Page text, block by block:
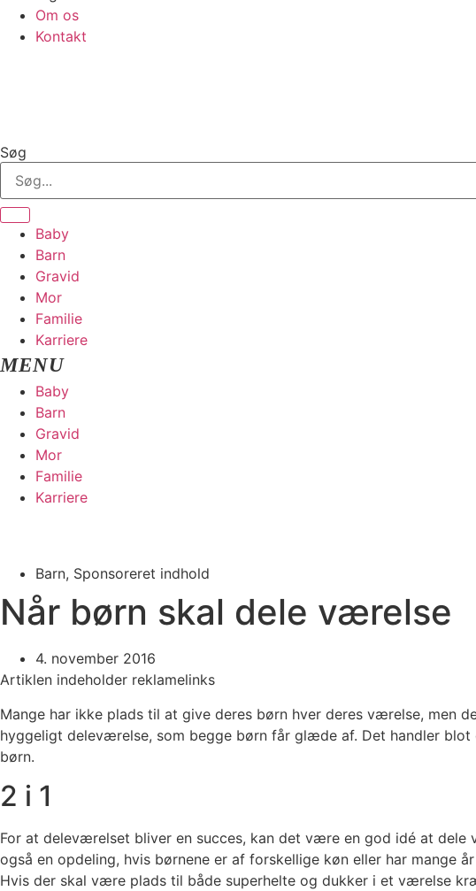
Om os
Kontakt
Søg
Baby
Barn
Gravid
Mor
Familie
Karriere
Baby
Barn
Gravid
Mor
Familie
Karriere
Barn, Sponsoreret indhold
Når børn skal dele værelse
4. november 2016
Artiklen indeholder reklamelinks
Mange har ikke plads til at give deres børn hver deres værelse, men
hyggeligt deleværelse, som begge børn får glæde af. Det handler
børn.
2 i 1
For at deleværelset bliver en succes, kan det være en god idé at
også en opdeling, hvis børnene er af forskellige køn eller har mange
Hvis der skal være plads til både superhelte og dukker i et værelse